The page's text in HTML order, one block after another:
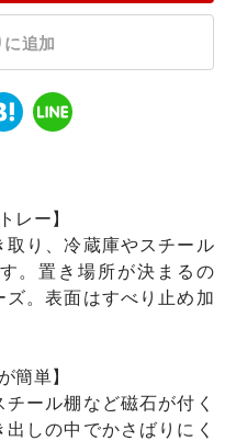
に追加
レー】
り、冷蔵庫やスチール
。置き場所が決まるの
。表面はすべり止め加
簡単】
ール棚など磁石が付く
しの中でかさばりにく